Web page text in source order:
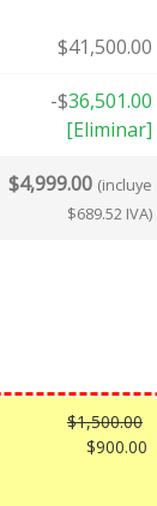
$41,500.00
-$36,501.00
[Eliminar]
$4,999.00 (incluye
$689.52 IVA)
$1,500.00
$900.00